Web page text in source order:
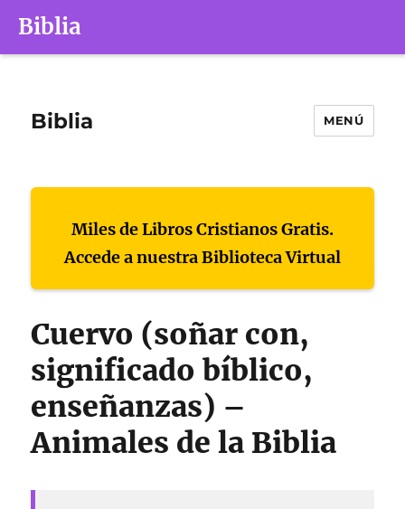
Biblia
Biblia MENÚ
Miles de Libros Cristianos Gratis.
Accede a nuestra Biblioteca Virtual
Cuervo (soñar con,
significado bíblico,
enseñanzas) –
Animales de la Biblia